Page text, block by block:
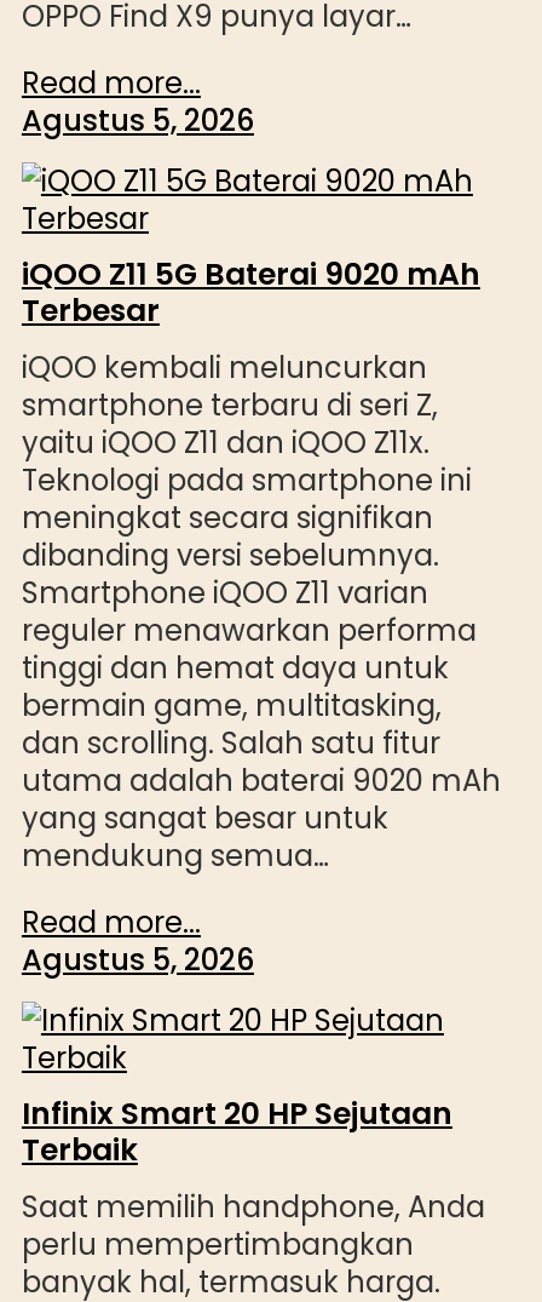
OPPO Find X9 punya layar…
Read more...
Agustus 5, 2026
iQOO Z11 5G Baterai 9020 mAh
Terbesar
iQOO kembali meluncurkan
smartphone terbaru di seri Z,
yaitu iQOO Z11 dan iQOO Z11x.
Teknologi pada smartphone ini
meningkat secara signifikan
dibanding versi sebelumnya.
Smartphone iQOO Z11 varian
reguler menawarkan performa
tinggi dan hemat daya untuk
bermain game, multitasking,
dan scrolling. Salah satu fitur
utama adalah baterai 9020 mAh
yang sangat besar untuk
mendukung semua…
Read more...
Agustus 5, 2026
Infinix Smart 20 HP Sejutaan
Terbaik
Saat memilih handphone, Anda
perlu mempertimbangkan
banyak hal, termasuk harga.